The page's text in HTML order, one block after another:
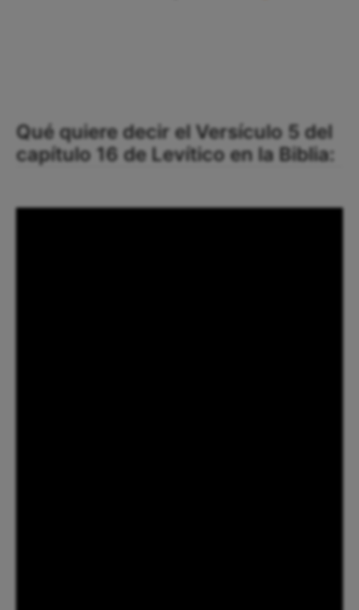
Qué quiere decir el Versículo 5 del
capítulo 16 de Levítico en la Biblia: